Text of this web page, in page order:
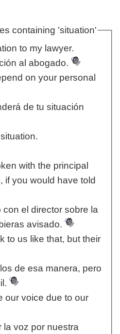
containing 'situation'
to my lawyer.
al abogado.
on your personal
de tu situación
with the principal
if you would have told
el director sobre la
avisado.
to us like that, but their
de esa manera, pero
our voice due to our
la voz por nuestra